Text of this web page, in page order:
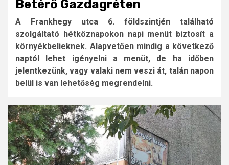
Betérő Gazdagréten
A Frankhegy utca 6. földszintjén található
szolgáltató hétköznapokon napi menüt biztosít a
környékbelieknek. Alapvetően mindig a következő
naptól lehet igényelni a menüt, de ha időben
jelentkezünk, vagy valaki nem veszi át, talán napon
belül is van lehetőség megrendelni.